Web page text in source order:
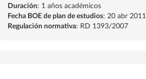
Duración: 1 años académicos
Fecha BOE de plan de estudios: 20 abr 2011
Regulación normativa: RD 1393/2007